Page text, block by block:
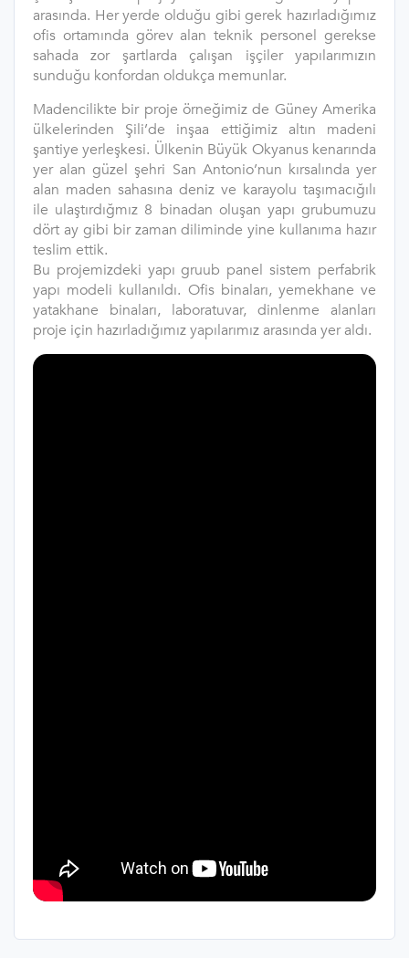
arasında. Her yerde olduğu gibi gerek hazırladığımız
ofis ortamında görev alan teknik personel gerekse
sahada zor şartlarda çalışan işçiler yapılarımızın
sunduğu konfordan oldukça memunlar.
Madencilikte bir proje örneğimiz de Güney Amerika
ülkelerinden Şili’de inşaa ettiğimiz altın madeni
şantiye yerleşkesi. Ülkenin Büyük Okyanus kenarında
yer alan güzel şehri San Antonio’nun kırsalında yer
alan maden sahasına deniz ve karayolu taşımacığılı
ile ulaştırdığmız 8 binadan oluşan yapı grubumuzu
dört ay gibi bir zaman diliminde yine kullanıma hazır
teslim ettik.
Bu projemizdeki yapı gruub panel sistem perfabrik
yapı modeli kullanıldı. Ofis binaları, yemekhane ve
yatakhane binaları, laboratuvar, dinlenme alanları
proje için hazırladığımız yapılarımız arasında yer aldı.